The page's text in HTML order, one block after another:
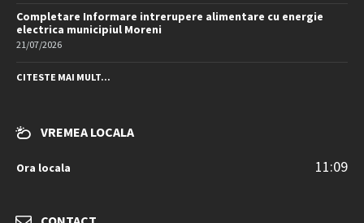
Completare Informare intrerupere alimentare cu energie
electrica municipiul Moreni
21/07/2026
CITESTE MAI MULT...
VREMEA LOCALA
Ora locala 11:09